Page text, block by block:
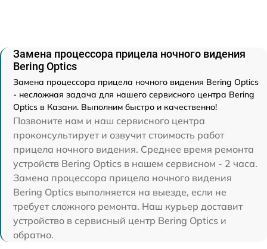
Замена процессора прицела ночного видения
Bering Optics
Замена процессора прицела ночного видения Bering Optics
- несложная задача для нашего сервисного центра Bering
Optics в Казани. Выполним быстро и качественно!
Позвоните нам и наш сервисного центра
проконсультирует и озвучит стоимость работ
прицела ночного видения. Среднее время ремонта
устройств Bering Optics в нашем сервисном - 2 часа.
Замена процессора прицела ночного видения
Bering Optics выполняется на выезде, если не
требует сложного ремонта. Наш курьер доставит
устройство в сервисный центр Bering Optics и
обратно.